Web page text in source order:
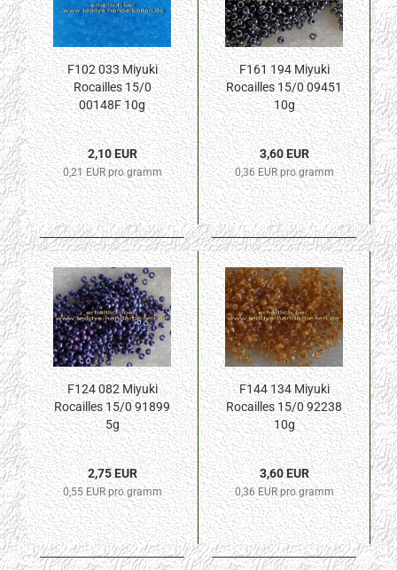
F102 033 Miyuki
Rocailles 15/0
00148F 10g
2,10 EUR
0,21 EUR pro gramm
F161 194 Miyuki
Rocailles 15/0 09451
10g
3,60 EUR
0,36 EUR pro gramm
F124 082 Miyuki
Rocailles 15/0 91899
5g
2,75 EUR
0,55 EUR pro gramm
F144 134 Miyuki
Rocailles 15/0 92238
10g
3,60 EUR
0,36 EUR pro gramm